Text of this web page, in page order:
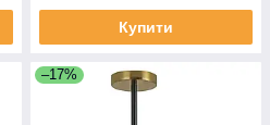
Купити
–17%